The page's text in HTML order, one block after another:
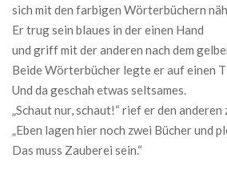
sich mit den farbigen Wörterbüchern
Er trug sein blaues in der einen Hand
und griff mit der anderen nach dem
Beide Wörterbücher legte er auf einen
Und da geschah etwas seltsames.
„Schaut nur, schaut!“ rief er den anderen
„Eben lagen hier noch zwei Bücher und
Das muss Zauberei sein.“